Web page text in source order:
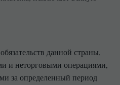
данной страны,
и неторговыми операциями,
за определенный период